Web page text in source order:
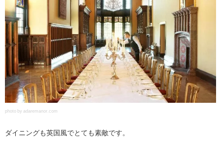
photo by adaremanor.com
ダイニングも英国風でとても素敵です。